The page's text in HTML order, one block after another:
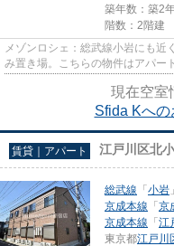
築年数：築2
階数：2階建
メゾンロシェ：総武線小岩にも近
み置き場。こちらの物件はアパー
現在空室
Sfida Kへ
賃貸｜アパート 江戸川区北
総武線 「 小岩
京成本線 「 京
京成本線 「 江
東京都江戸川